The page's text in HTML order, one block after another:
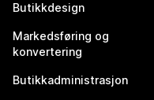
Butikkdesign
Markedsføring og
konvertering
Butikkadministrasjon